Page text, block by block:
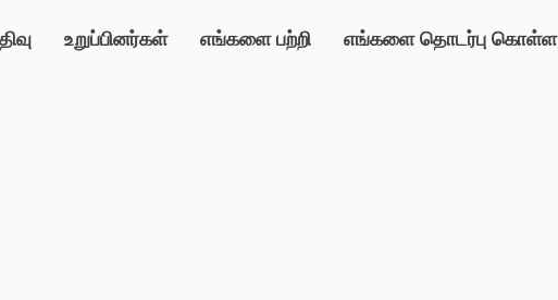
உறுப்பினர்கள் எங்களை பற்றி எங்களை தொடர்பு கொள்ள